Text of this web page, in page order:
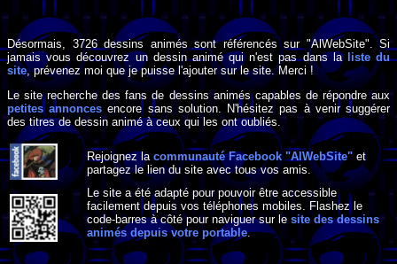
Désormais, 3726 dessins animés sont référencés sur "AlWebSite". Si
jamais vous découvrez un dessin animé qui n'est pas dans la liste du
site, prévenez moi que je puisse l'ajouter sur le site. Merci !
Le site recherche des fans de dessins animés capables de répondre aux
petites annonces encore sans solution. N'hésitez pas à venir suggérer
des titres de dessin animé à ceux qui les ont oubliés.
Rejoignez la communauté Facebook "AlWebSite" et
partagez le lien du site avec tous vos amis.
Le site a été adapté pour pouvoir être accessible
facilement depuis vos téléphones mobiles. Flashez le
code-barres à côté pour naviguer sur le site des dessins
animés depuis votre portable.